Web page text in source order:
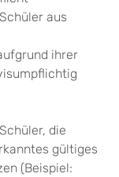
aus
ihrer
die
gültiges
(Beispiel: